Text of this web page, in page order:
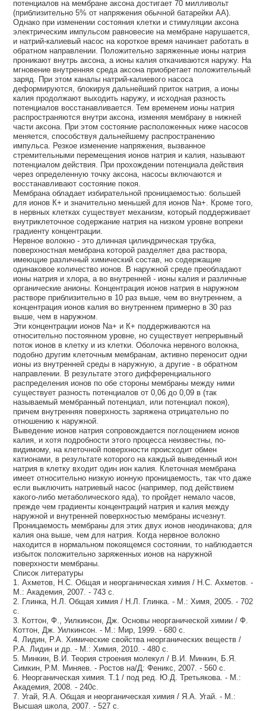
потенциалов на мембране аксона достигает 70 милливольт
(приблизительно 5% от напряжения обычной батарейки АА).
Однако при изменении состояния клетки и стимуляции аксона
электрическим импульсом равновесие на мембране нарушается,
и натрий-калиевый насос на короткое время начинает работать в
обратном направлении. Положительно заряженные ионы натрия
проникают внутрь аксона, а ионы калия откачиваются наружу. На
мгновение внутренняя среда аксона приобретает положительный
заряд. При этом каналы натрий-калиевого насоса
деформируются, блокируя дальнейший приток натрия, а ионы
калия продолжают выходить наружу, и исходная разность
потенциалов восстанавливается. Тем временем ионы натрия
распространяются внутри аксона, изменяя мембрану в нижней
части аксона. При этом состояние расположенных ниже насосов
меняется, способствуя дальнейшему распространению
импульса. Резкое изменение напряжения, вызванное
стремительными перемещения ионов натрия и калия, называют
потенциалом действия. При прохождении потенциала действия
через определенную точку аксона, насосы включаются и
восстанавливают состояние покоя.
Мембрана обладает избирательной проницаемостью: большей
для ионов К+ и значительно меньшей для ионов Na+. Кроме того,
в нервных клетках существует механизм, который поддерживает
внутриклеточное содержание натрия на низком уровне вопреки
градиенту концентрации.
Нервное волокно - это длинная цилиндрическая трубка,
поверхностная мембрана которой разделяет два раствора,
имеющие различный химический состав, но содержащие
одинаковое количество ионов. В наружной среде преобладают
ионы натрия и хлора, а во внутренней - ионы калия и различные
органические анионы. Концентрация ионов натрия в наружном
растворе приблизительно в 10 раз выше, чем во внутреннем, а
концентрация ионов калия во внутреннем примерно в 30 раз
выше, чем в наружном.
Эти концентрации ионов Nа+ и К+ поддерживаются на
относительно постоянном уровне, но существует непрерывный
поток ионов в клетку и из клетки. Оболочка нервного волокна,
подобно другим клеточным мембранам, активно переносит одни
ионы из внутренней среды в наружную, а другие - в обратном
направлении. В результате этого дифференциального
распределения ионов по обе стороны мембраны между ними
существует разность потенциалов от 0,06 до 0,09 в (так
называемый мембранный потенциал, или потенциал покоя),
причем внутренняя поверхность заряжена отрицательно по
отношению к наружной.
Выведение ионов натрия сопровождается поглощением ионов
калия, и хотя подробности этого процесса неизвестны, по-
видимому, на клеточной поверхности происходит обмен
катионами, в результате которого на каждый выведенный ион
натрия в клетку входит один ион калия. Клеточная мембрана
имеет относительно низкую ионную проницаемость, так что даже
если выключить натриевый насос (например, под действием
какого-либо метаболического яда), то пройдет немало часов,
прежде чем градиенты концентраций натрия и калия между
наружной и внутренней поверхностью мембраны исчезнут.
Проницаемость мембраны для этих двух ионов неодинакова; для
калия она выше, чем для натрия. Когда нервное волокно
находится в нормальном покоящемся состоянии, то наблюдается
избыток положительно заряженных ионов на наружной
поверхности мембраны.
Список литературы
1. Ахметов, Н.С. Общая и неорганическая химия / Н.С. Ахметов. -
М.: Академия, 2007. - 743 с.
2. Глинка, Н.Л. Общая химия / Н.Л. Глинка. - М.: Химя, 2005. - 702
с.
3. Коттон, Ф., Уилкинсон, Дж. Основы неорганической химии / Ф.
Коттон, Дж. Уилкинсон. - М.: Мир, 1999. - 680 с.
4. Лидин, Р.А. Химические свойства неорганических веществ /
Р.А. Лидин и др. - М.: Химия, 2010. - 480 с.
5. Минкин, В.И. Теория строения молекул / В.И. Минкин, Б.Я.
Симкин, Р.М. Миняев. - Ростов на/Д: Феникс, 2007. - 560 с.
6. Неорганическая химия. Т.1 / под ред. Ю.Д. Третьякова. - М.:
Академия, 2008. - 240с.
7. Угай, Я.А. Общая и неорганическая химия / Я.А. Угай. - М.:
Высшая школа, 2007. - 527 с.